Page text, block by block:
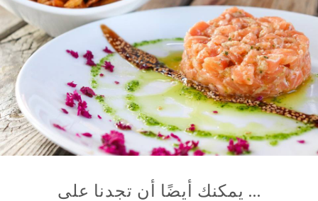
… يمكنك أيضًا أن تجدنا على